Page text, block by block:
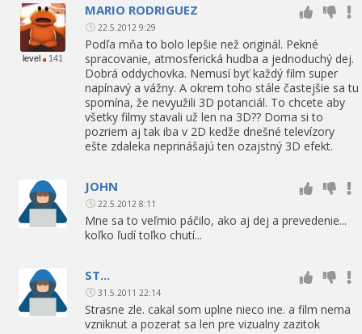
level 141
MARIO RODRIGUEZ
22.5.2012 9:29
Podľa mňa to bolo lepšie než originál. Pekné
spracovanie, atmosferická hudba a jednoduchý dej.
Dobrá oddychovka. Nemusí byť každý film super
napínavý a vážny. A okrem toho stále častejšie sa tu
spomína, že nevyužili 3D potanciál. To chcete aby
všetky filmy stavali už len na 3D?? Doma si to
pozriem aj tak iba v 2D kedže dnešné televízory
ešte zdaleka neprinášajú ten ozajstný 3D efekt.
JOHN
22.5.2012 8:11
Mne sa to veľmio páčilo, ako aj dej a prevedenie...
koľko ľudí toľko chutí...
ST...
31.5.2011 22:14
Strasne zle. cakal som uplne nieco ine. a film nema
vzniknut a pozerat sa len pre vizualny zazitok